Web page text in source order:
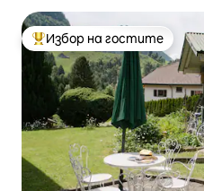
Най-популярен избор на
Избор на гостите